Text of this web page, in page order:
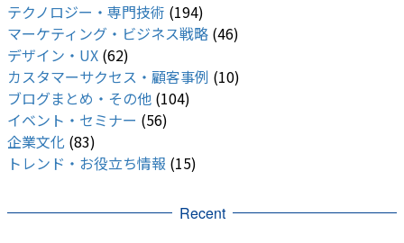
テクノロジー・専門技術 (194)
マーケティング・ビジネス戦略 (46)
デザイン・UX (62)
カスタマーサクセス・顧客事例 (10)
ブログまとめ・その他 (104)
イベント・セミナー (56)
企業文化 (83)
トレンド・お役立ち情報 (15)
Recent